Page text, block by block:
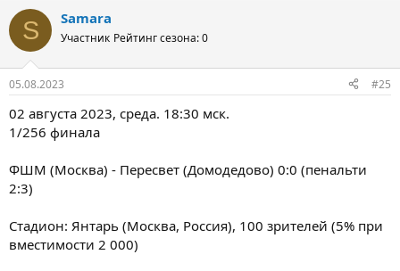
S Samara
Участник Рейтинг сезона: 0
05.08.2023 #25
02 августа 2023, среда. 18:30 мск.
1/256 финала
ФШМ (Москва) - Пересвет (Домодедово) 0:0 (пенальти
2:3)
Стадион: Янтарь (Москва, Россия), 100 зрителей (5% при
вместимости 2 000)